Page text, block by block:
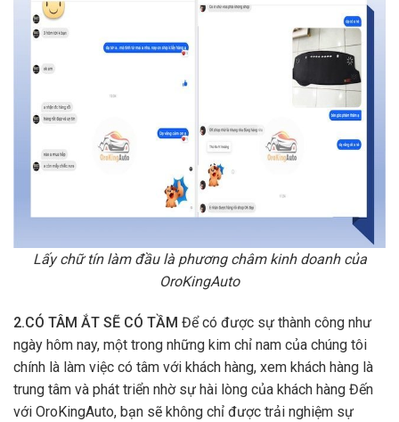
Lấy chữ tín làm đầu là phương châm kinh doanh của
OroKingAuto
2.CÓ TÂM ẮT SẼ CÓ TẦM Để có được sự thành công như
ngày hôm nay, một trong những kim chỉ nam của chúng tôi
chính là làm việc có tâm với khách hàng, xem khách hàng là
trung tâm và phát triển nhờ sự hài lòng của khách hàng Đến
với OroKingAuto, bạn sẽ không chỉ được trải nghiệm sự